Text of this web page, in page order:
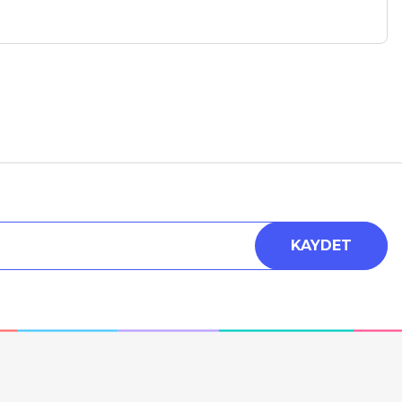
KAYDET